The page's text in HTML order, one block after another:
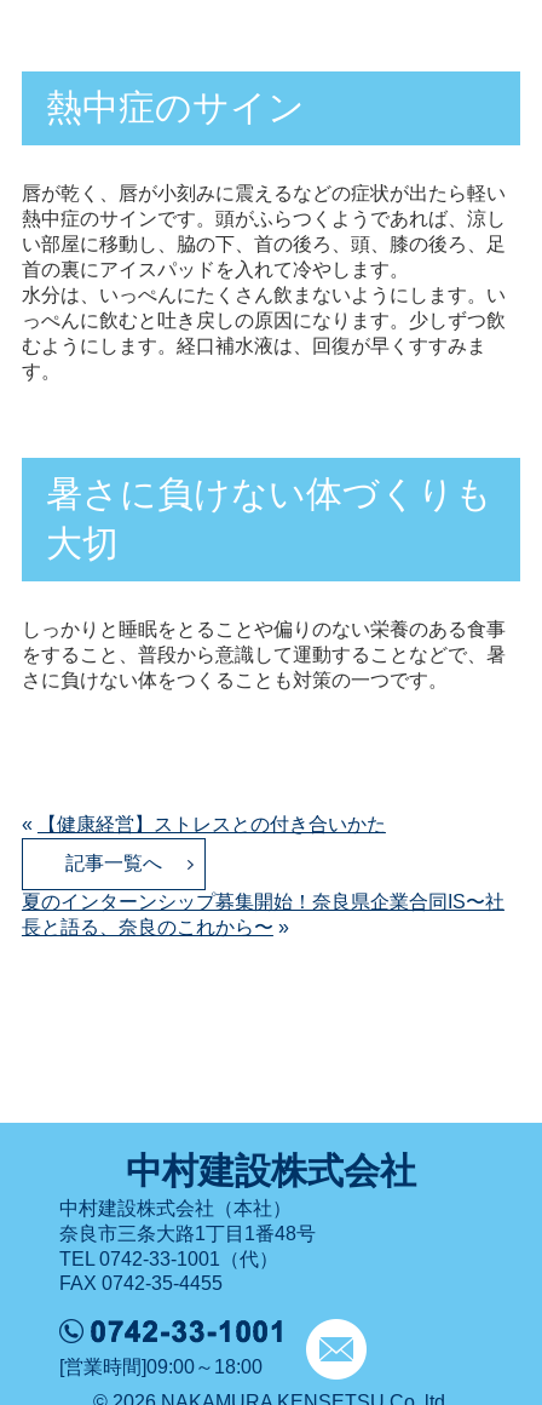
熱中症のサイン
唇が乾く、唇が小刻みに震えるなどの症状が出たら軽い
熱中症のサインです。頭がふらつくようであれば、涼し
い部屋に移動し、脇の下、首の後ろ、頭、膝の後ろ、足
首の裏にアイスパッドを入れて冷やします。
水分は、いっぺんにたくさん飲まないようにします。い
っぺんに飲むと吐き戻しの原因になります。少しずつ飲
むようにします。経口補水液は、回復が早くすすみま
す。
暑さに負けない体づくりも
大切
しっかりと睡眠をとることや偏りのない栄養のある食事
をすること、普段から意識して運動することなどで、暑
さに負けない体をつくることも対策の一つです。
«
【健康経営】ストレスとの付き合いかた
記事一覧へ
夏のインターンシップ募集開始！奈良県企業合同IS〜社
長と語る、奈良のこれから〜 »
中村建設株式会社
中村建設株式会社（本社）
奈良市三条大路1丁目1番48号
TEL 0742-33-1001（代）
FAX 0742-35-4455
[営業時間]09:00～18:00